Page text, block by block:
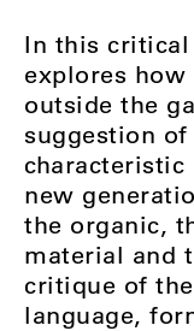
In this critical
explores how
outside the
suggestion
new
the organic,
material and
critique of
language,